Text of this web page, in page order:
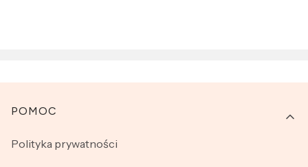
Linki w stopce
POMOC
Polityka prywatności